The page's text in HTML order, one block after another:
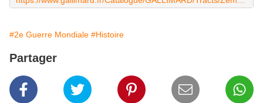
#2e Guerre Mondiale #Histoire
Partager